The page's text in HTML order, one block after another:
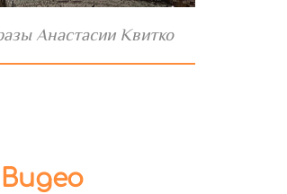
Анастасии Квитко
Видео